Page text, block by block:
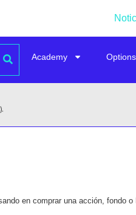
Academy
en comprar una acción, fondo o